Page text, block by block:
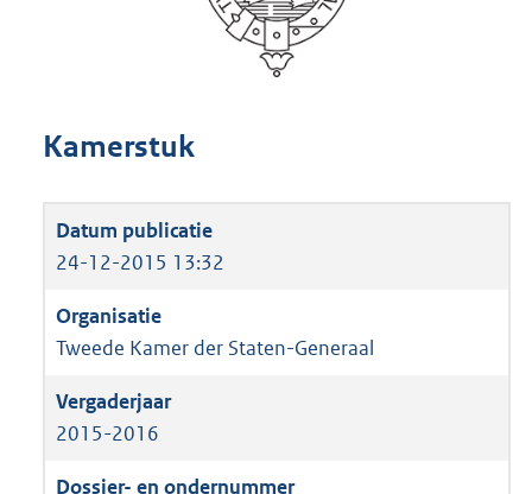
Kamerstuk
24-12-2015 13:32
Tweede Kamer der Staten-Generaal
2015-2016